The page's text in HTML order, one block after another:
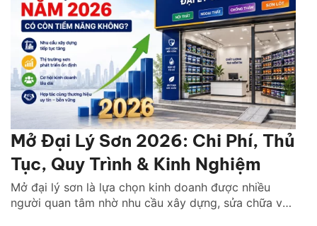
Mở Đại Lý Sơn 2026: Chi Phí, Thủ
Tục, Quy Trình & Kinh Nghiệm
Mở đại lý sơn là lựa chọn kinh doanh được nhiều
người quan tâm nhờ nhu cầu xây dựng, sửa chữa và